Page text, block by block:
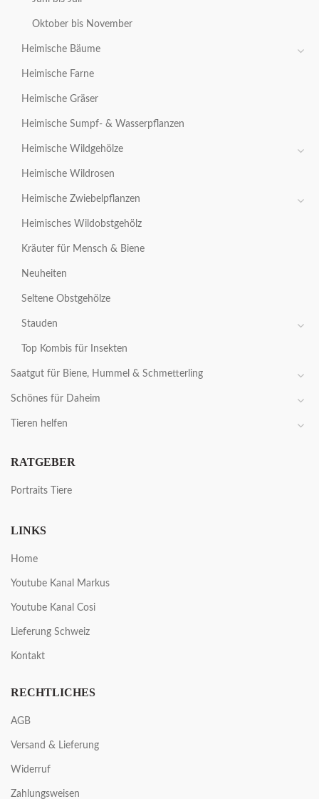
Oktober bis November
Heimische Bäume
Heimische Farne
Heimische Gräser
Heimische Sumpf- & Wasserpflanzen
Heimische Wildgehölze
Heimische Wildrosen
Heimische Zwiebelpflanzen
Heimisches Wildobstgehölz
Kräuter für Mensch & Biene
Neuheiten
Seltene Obstgehölze
Stauden
Top Kombis für Insekten
Saatgut für Biene, Hummel & Schmetterling
Schönes für Daheim
Tieren helfen
RATGEBER
Portraits Tiere
LINKS
Home
Youtube Kanal Markus
Youtube Kanal Cosi
Lieferung Schweiz
Kontakt
RECHTLICHES
AGB
Versand & Lieferung
Widerruf
Zahlungsweisen